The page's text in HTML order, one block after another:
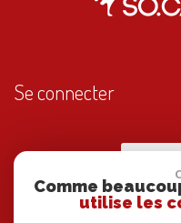
Se connecter
Comme
utilise les